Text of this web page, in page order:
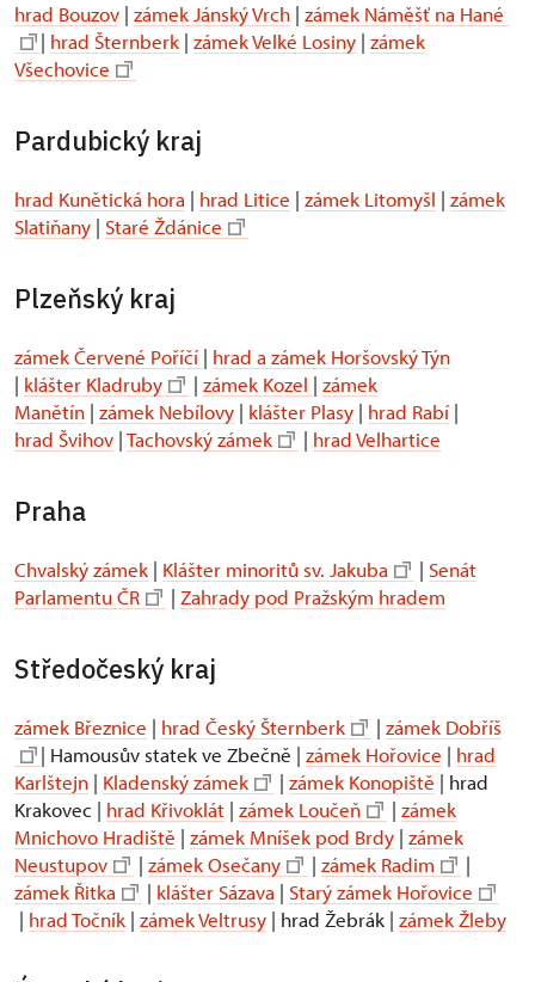
hrad Bouzov | zámek Jánský Vrch | zámek Náměšť na Hané
| hrad Šternberk | zámek Velké Losiny | zámek
Všechovice
Pardubický kraj
hrad Kunětická hora | hrad Litice | zámek Litomyšl | zámek
Slatiňany | Staré Ždánice
Plzeňský kraj
zámek Červené Poříčí | hrad a zámek Horšovský Týn
| klášter Kladruby | zámek Kozel | zámek
Manětín | zámek Nebílovy | klášter Plasy | hrad Rabí |
hrad Švihov |Tachovský zámek | hrad Velhartice
Praha
Chvalský zámek | Klášter minoritů sv. Jakuba | Senát
Parlamentu ČR
| Zahrady pod Pražským hradem
Středočeský kraj
zámek Březnice | hrad Český Šternberk | zámek Dobříš
| Hamousův statek ve Zbečně | zámek Hořovice | hrad
Karlštejn | Kladenský zámek | zámek Konopiště | hrad
Krakovec | hrad Křivoklát | zámek Loučeň | zámek
Mnichovo Hradiště | zámek Mníšek pod Brdy | zámek
Neustupov
| zámek Osečany | zámek Radim
|
zámek Řitka
| klášter Sázava | Starý zámek Hořovice
| hrad Točník | zámek Veltrusy | hrad Žebrák | zámek Žleby